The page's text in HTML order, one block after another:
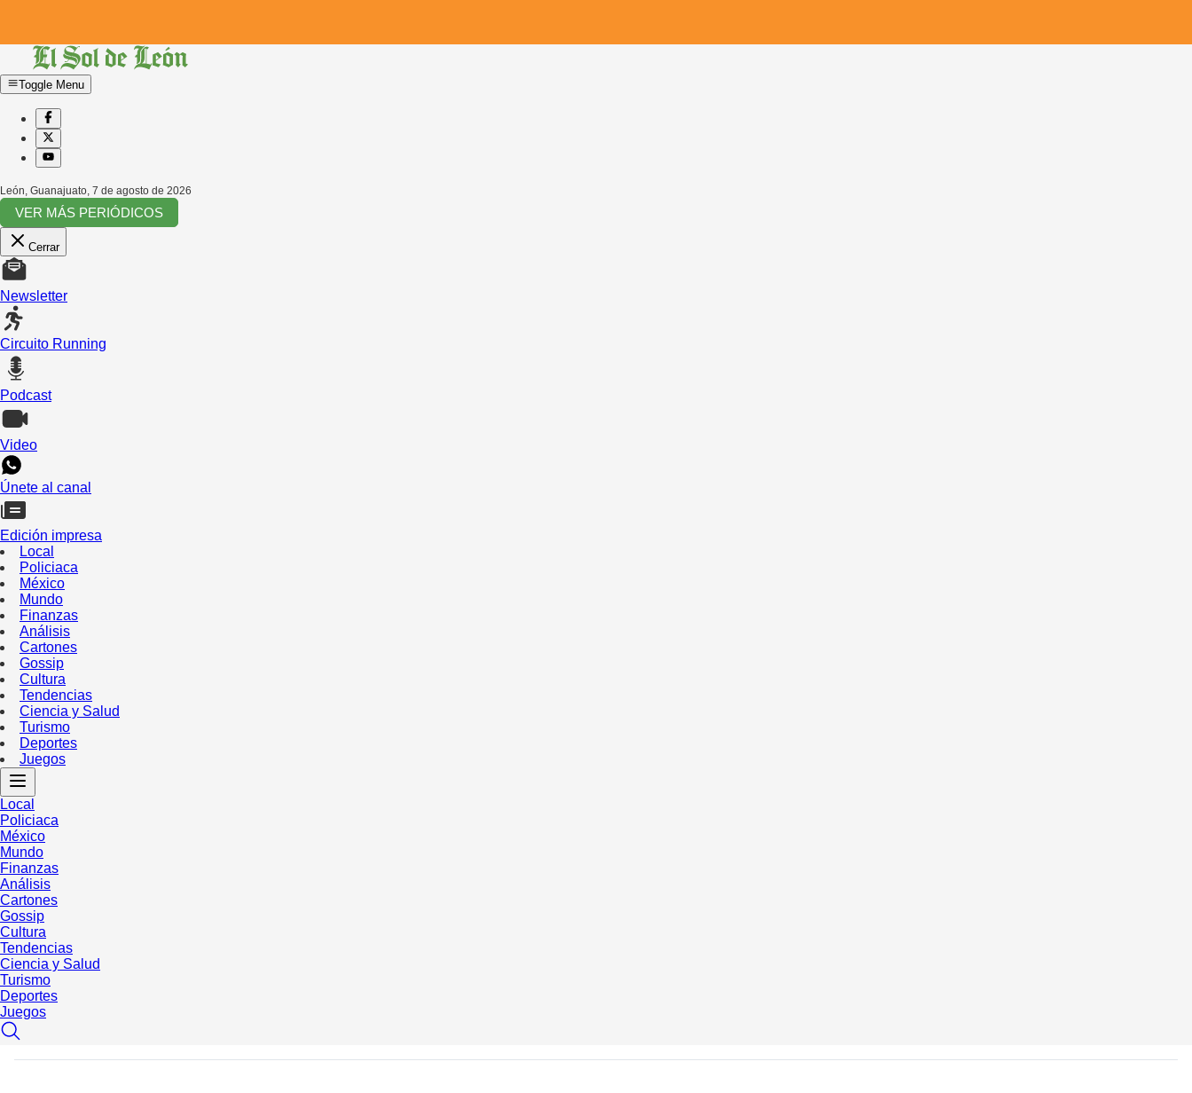
Toggle Menu
León, Guanajuato, 7 de agosto de 2026
VER MÁS PERIÓDICOS
Cerrar
Newsletter
Circuito Running
Podcast
Video
Únete al canal
Edición impresa
Local
Policiaca
México
Mundo
Finanzas
Análisis
Cartones
Gossip
Cultura
Tendencias
Ciencia y Salud
Turismo
Deportes
Juegos
Local
Policiaca
México
Mundo
Finanzas
Análisis
Cartones
Gossip
Cultura
Tendencias
Ciencia y Salud
Turismo
Deportes
Juegos